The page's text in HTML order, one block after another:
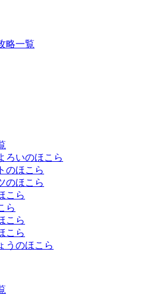
略一覧
ろいのほこら
のほこら
のほこら
こら
ら
こら
こら
うのほこら